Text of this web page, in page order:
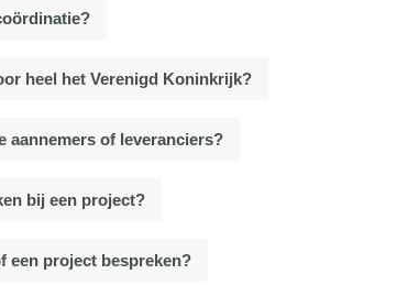
heel het Verenigd Koninkrijk?
aannemers of leveranciers?
bij een project?
een project bespreken?